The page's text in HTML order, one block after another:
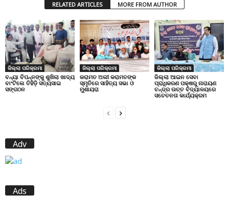
RELATED ARTICLES MORE FROM AUTHOR
ଜିଲ୍ଲା ପରିକ୍ରମା
ବନ୍ୟା ବିପନ୍ନଙ୍କୁ ଶୁଖିଲା ଖାଦ୍ୟ
ବାଂଟିଲେ ତିହିଡି଼ ସତ୍ୟସାଇ
ସଙ୍ଗଠନ
ଜିଲ୍ଲା ପରିକ୍ରମା
କରାମତ ଅଲୀ କରାମତଙ୍କ
ସ୍ମୃତିରେ ସାହିତ୍ୟ ସଭା ଓ
ମୁଶାୟରା
ଜିଲ୍ଲା ପରିକ୍ରମା
ଜିଲ୍ଲା ଆଇନ ସେବା
ପ୍ରାଧିକରଣ ପକ୍ଷରୁ ନାରାୟଣ
ଚନ୍ଦ୍ର ଉଚ୍ଚ ବିଦ୍ୟାଳୟରେ
ସଚେତନତା କାର୍ଯ୍ୟକ୍ରମ
Adv
Ads